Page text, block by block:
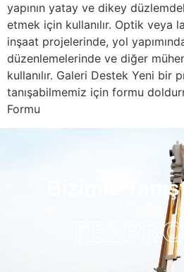
yapının yatay ve dikey
etmek için kullanılır. Optik veya
inşaat projelerinde, yol
düzenlemelerinde ve diğer
kullanılır. Galeri Destek Yeni bir
tanışabilmemiz için formu
Formu
Bizimle